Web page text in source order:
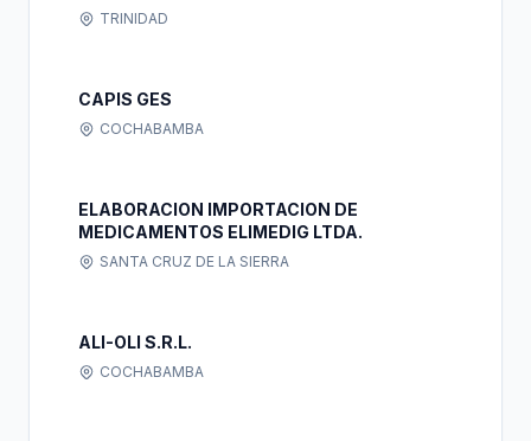
TRINIDAD
CAPIS GES
COCHABAMBA
ELABORACION IMPORTACION DE
MEDICAMENTOS ELIMEDIG LTDA.
SANTA CRUZ DE LA SIERRA
ALI-OLI S.R.L.
COCHABAMBA